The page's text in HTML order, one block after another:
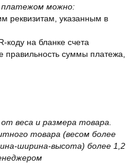
платежом можно:
реквизитам, указанным в
коду на бланке счета
правильность суммы платежа,
веса и размера товара.
товара (весом более
ширина-высота) более 1,2